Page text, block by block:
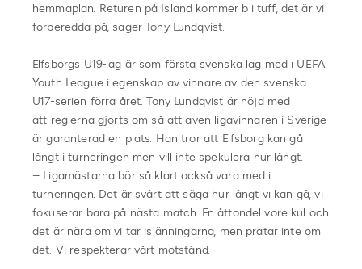
hemmaplan. Returen på Island kommer bli tuff, det är vi
förberedda på, säger Tony Lundqvist.
Elfsborgs U19-lag är som första svenska lag med i UEFA
Youth League i egenskap av vinnare av den svenska
U17-serien förra året. Tony Lundqvist är nöjd med
att reglerna gjorts om så att även ligavinnaren i Sverige
är garanterad en plats. Han tror att Elfsborg kan gå
långt i turneringen men vill inte spekulera hur långt.
– Ligamästarna bör så klart också vara med i
turneringen. Det är svårt att säga hur långt vi kan gå, vi
fokuserar bara på nästa match. En åttondel vore kul och
det är nära om vi tar islänningarna, men pratar inte om
det. Vi respekterar vårt motstånd.